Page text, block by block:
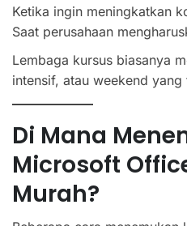
Ketika ingin meningkatkan
Saat perusahaan
Lembaga kursus biasanya
intensif, atau weekend
Di Mana
Microsoft
Murah?